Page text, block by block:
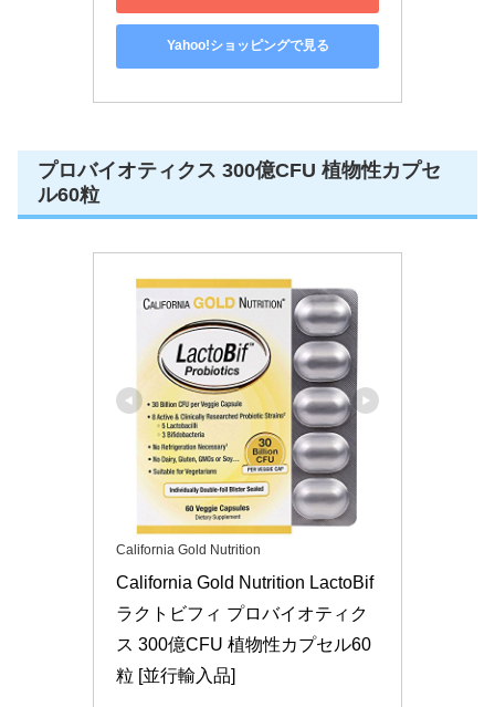
Yahoo!ショッピングで見る
プロバイオティクス 300億CFU 植物性カプセ
ル60粒
California Gold Nutrition
California Gold Nutrition LactoBif
ラクトビフィ プロバイオティク
ス 300億CFU 植物性カプセル60
粒 [並行輸入品]